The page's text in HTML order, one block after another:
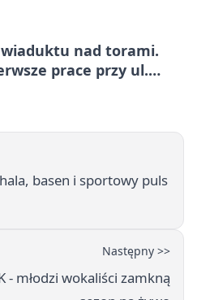
nad torami.
prace przy ul.
basen i sportowy puls
Następny >>
- młodzi wokaliści zamkną